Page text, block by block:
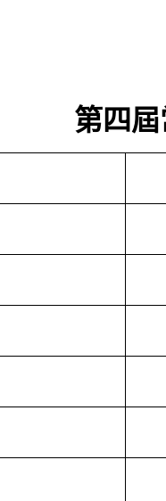
第四